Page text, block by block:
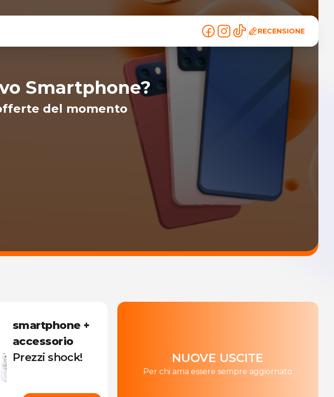
RECENSIONE
Smartphone?
del momento
smartphone +
accessorio
Prezzi shock!
NUOVE USCITE
Per chi ama essere sempre aggiornato